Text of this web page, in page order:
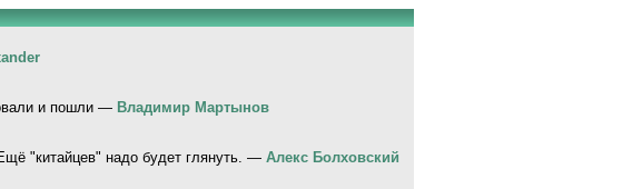
и пошли — Владимир Мартынов
"китайцев" надо будет глянуть. — Алекс Болховский